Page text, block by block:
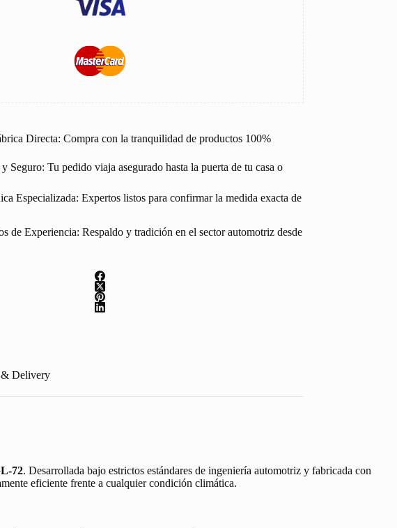
Directa: Compra con la tranquilidad de productos 100%
Seguro: Tu pedido viaja asegurado hasta la puerta de tu casa o
Especializada: Expertos listos para confirmar la medida exacta de
de Experiencia: Respaldo y tradición en el sector automotriz desde
Delivery
72. Desarrollada bajo estrictos estándares de ingeniería automotriz y fabricada con
eficiente frente a cualquier condición climática.